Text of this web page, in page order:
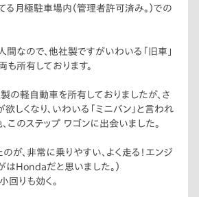
月極駐車場内（管理者許可済み。）での
なので、他社製ですがいわいる「旧車」
所有しております。
の軽自動車を所有しておりましたが、さ
しくなり、いわいる「ミニバン」と言われ
このステップ ワゴンに出会いました。
が、非常に乗りやすい、よく走る！エンジ
はHondaだと思いました。）
回りも効く。